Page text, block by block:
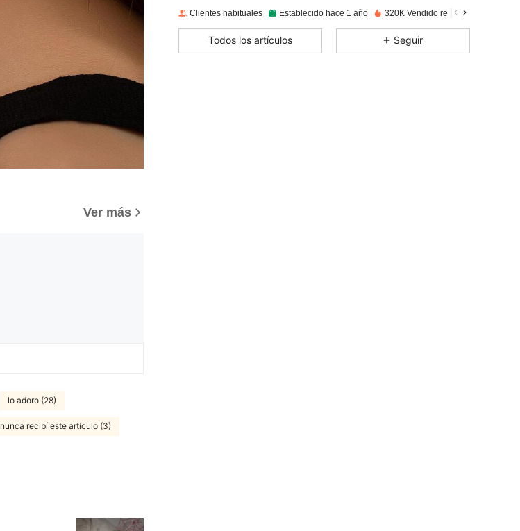
Ver más
lo adoro (28)
nunca recibí este artículo (3)
4,93
Clientes habituales Establecido hace 1 año 320K Vendido recientemente
Todos los artículos Seguir